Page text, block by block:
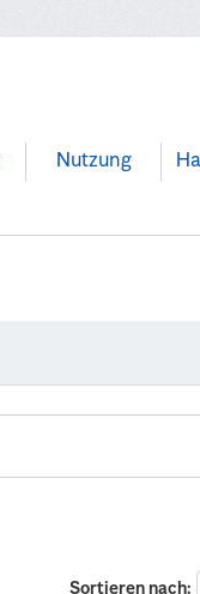
Nutzung
Sortieren nach